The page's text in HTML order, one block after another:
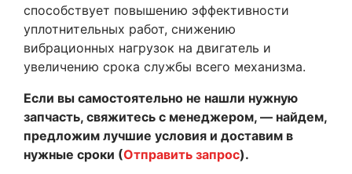
способствует повышению эффективности
уплотнительных работ, снижению
вибрационных нагрузок на двигатель и
увеличению срока службы всего механизма.
Если вы самостоятельно не нашли нужную
запчасть, свяжитесь с менеджером, — найдем,
предложим лучшие условия и доставим в
нужные сроки (Отправить запрос).